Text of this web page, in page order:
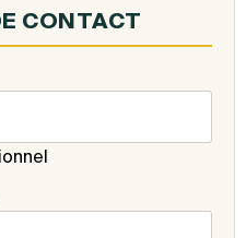
CONTACT